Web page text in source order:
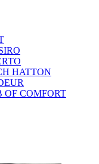
HATTON
OF COMFORT